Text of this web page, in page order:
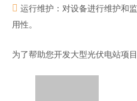
 运行维护：对设备进行维护和
用性。
为了帮助您开发大型光伏电站项